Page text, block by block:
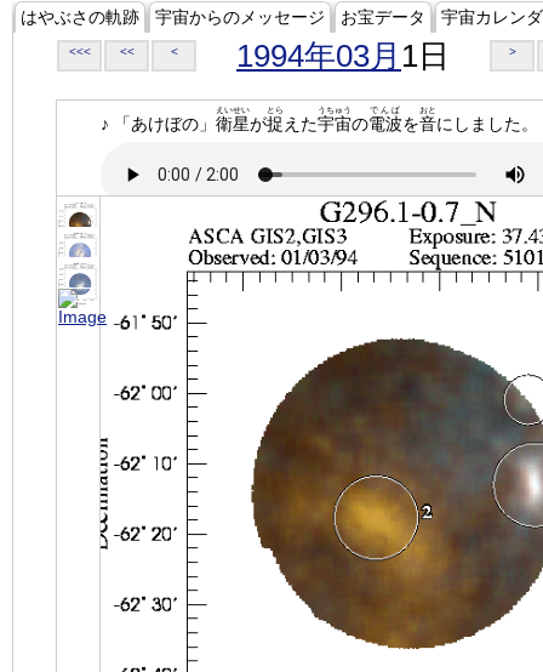
はやぶさの軌跡 宇宙からのメッセージ お宝データ 宇宙カレン
<<< << < 1994年03月 1日 >
♪ 「あけぼの」 衛星
えいせい
が捉
とら
えた宇宙
うちゅう
の電波
でんぱ
を音
おと
にしました。